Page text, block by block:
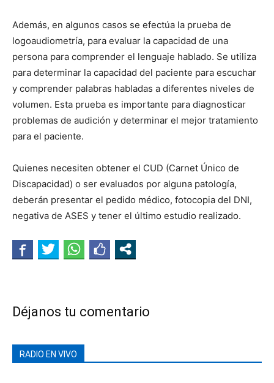
Además, en algunos casos se efectúa la prueba de
logoaudiometría, para evaluar la capacidad de una
persona para comprender el lenguaje hablado. Se utiliza
para determinar la capacidad del paciente para escuchar
y comprender palabras habladas a diferentes niveles de
volumen. Esta prueba es importante para diagnosticar
problemas de audición y determinar el mejor tratamiento
para el paciente.
Quienes necesiten obtener el CUD (Carnet Único de
Discapacidad) o ser evaluados por alguna patología,
deberán presentar el pedido médico, fotocopia del DNI,
negativa de ASES y tener el último estudio realizado.
Déjanos tu comentario
RADIO EN VIVO